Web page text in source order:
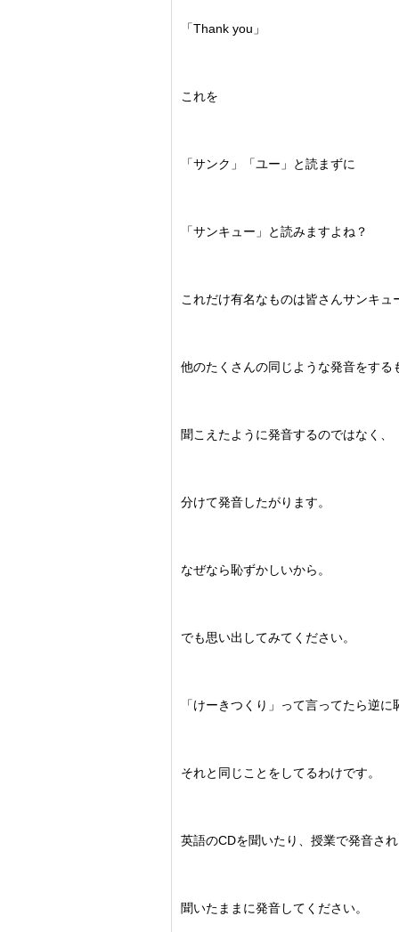
「Thank you」
これを
「サンク」「ユー」と読まずに
「サンキュー」と読みますよね？
これだけ有名なものは皆さんサンキュ
他のたくさんの同じような発音をする
聞こえたように発音するのではなく、
分けて発音したがります。
なぜなら恥ずかしいから。
でも思い出してみてください。
「けーきつくり」って言ってたら逆
それと同じことをしてるわけです。
英語のCDを聞いたり、授業で発音さ
聞いたままに発音してください。